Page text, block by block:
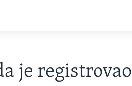
je registrovao